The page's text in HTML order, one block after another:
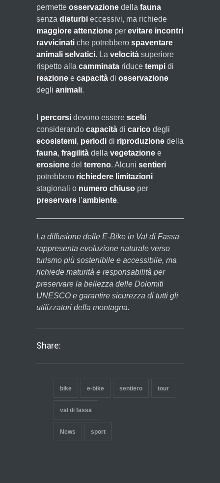
permette osservazione della fauna
senza disturbi eccessivi, ma richiede
maggiore attenzione per evitare incontri
ravvicinati che potrebbero spaventare
animali selvatici. La velocità superiore
rispetto alla camminata riduce tempi di
reazione e capacità di osservazione
degli animali.
percorsi devono essere scelti
considerando capacità di carico degli
ecosistemi, periodi di riproduzione della
fauna, fragilità della vegetazione e
erosione del terreno. Alcuni sentieri
potrebbero richiedere limitazioni
stagionali o numero chiuso per
preservare l’ambiente.
La diffusione delle E-Bike in Val di Fassa
rappresenta evoluzione naturale verso
turismo più sostenibile e accessibile, ma
richiede maturità e responsabilità per
preservare la bellezza delle Dolomiti
UNESCO e garantire sicurezza di tutti gli
utilizzatori della montagna.
Share:
bike e-bike sentiero tour
val di fassa
News sport